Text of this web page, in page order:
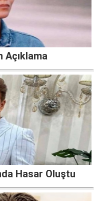
Açıklama
Hasar Oluştu